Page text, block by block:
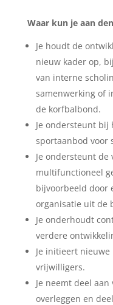
Waar kun je aan
Je houdt de
nieuw kader op,
van interne
samenwerking of
de korfbalbond.
Je ondersteunt bij
sportaanbod voor
Je ondersteunt
multifunctioneel
bijvoorbeeld door
organisatie uit de
Je onderhoudt
verdere
Je initieert
vrijwilligers.
Je neemt deel
overleggen en